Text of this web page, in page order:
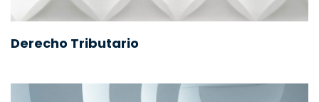
Derecho Tributario